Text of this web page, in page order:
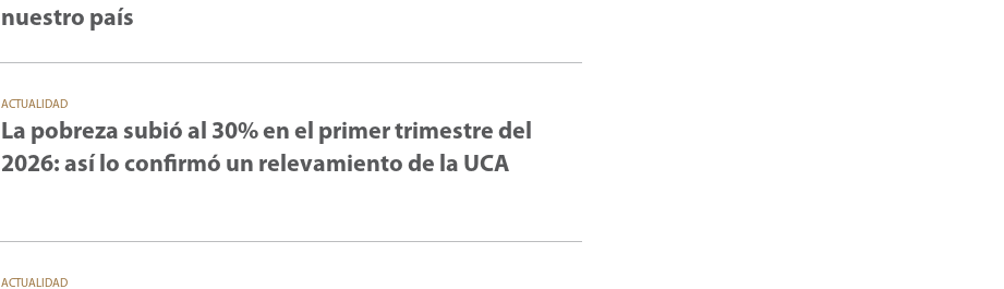
nuestro país
ACTUALIDAD
La pobreza subió al 30% en el primer trimestre del
2026: así lo confirmó un relevamiento de la UCA
ACTUALIDAD